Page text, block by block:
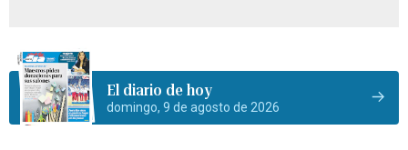
El diario de hoy
domingo, 9 de agosto de 2026